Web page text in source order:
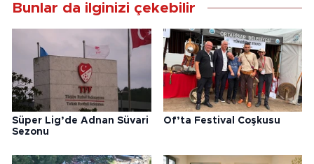
Bunlar da ilginizi çekebilir
Süper Lig’de Adnan Süvari
Sezonu
Of’ta Festival Coşkusu